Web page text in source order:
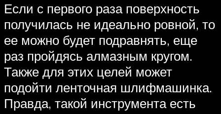
Если с первого раза поверхность
получилась не идеально ровной, то
ее можно будет подравнять, еще
раз пройдясь алмазным кругом.
Также для этих целей может
подойти ленточная шлифмашинка.
Правда, такой инструмента есть